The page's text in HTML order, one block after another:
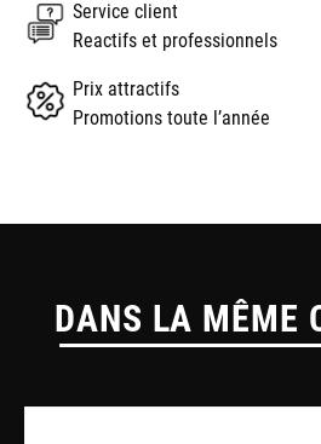
Service client
Reactifs et professionnels
Prix attractifs
Promotions toute l’année
DANS LA MÊME